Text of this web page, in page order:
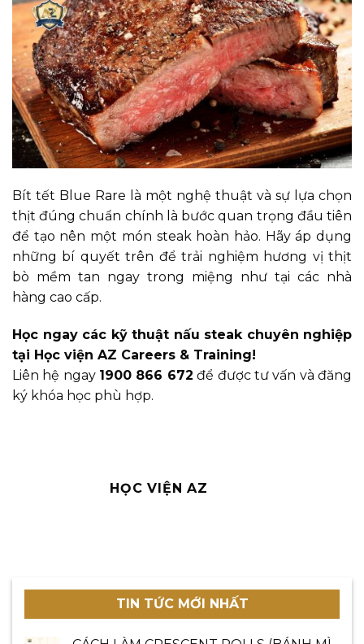
Bít tết Blue Rare là một nghệ thuật và sự lựa chọn
thịt đúng chuẩn chính là bước quan trọng đầu tiên
để tạo nên một món steak hoàn hảo. Hãy áp dụng
những bí quyết trên để trải nghiệm hương vị thịt
bò mềm tan ngay trong miệng như tại các nhà
hàng cao cấp.
Học ngay các kỹ thuật nấu steak chuyên nghiệp
tại Học viện AZ Careers & Training!
Liên hệ ngay 1900 866 672 để được tư vấn và đăng
ký khóa học phù hợp.
HỌC VIỆN AZ
TIN TỨC MỚI NHẤT